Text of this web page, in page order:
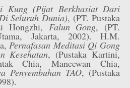
Kung (Pijat Berkhasiat Dari
Seluruh Dunia), (PT. Pustaka
Hongzhi, Falun Gong, (PT.
Jakarta, 2002). H.M.
Pernafasan Meditasi Qi Gong
Kesehatan, (Pustaka Kartini,
Chia, Maneewan Chia,
Penyembuhan TAO, (Pustaka